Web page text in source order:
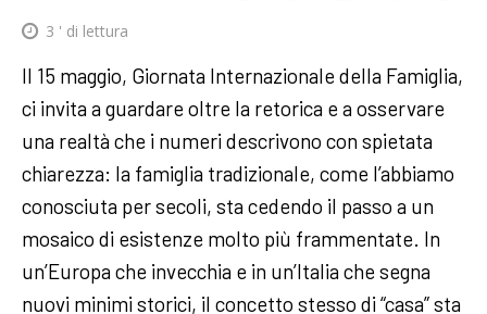
3 ' di lettura
Il 15 maggio, Giornata Internazionale della Famiglia,
ci invita a guardare oltre la retorica e a osservare
una realtà che i numeri descrivono con spietata
chiarezza: la famiglia tradizionale, come l’abbiamo
conosciuta per secoli, sta cedendo il passo a un
mosaico di esistenze molto più frammentate. In
un’Europa che invecchia e in un’Italia che segna
nuovi minimi storici, il concetto stesso di “casa” sta